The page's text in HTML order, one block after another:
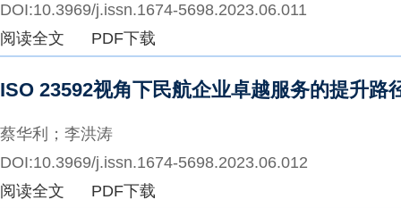
DOI:10.3969/j.issn.1674-5698.2023.06.011
阅读全文
PDF下载
ISO 23592视角下民航企业卓越服务的提升路
蔡华利；李洪涛
DOI:10.3969/j.issn.1674-5698.2023.06.012
阅读全文
PDF下载